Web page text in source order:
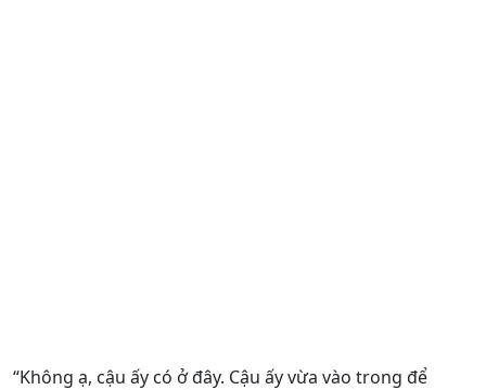
“Không ạ, cậu ấy có ở đây. Cậu ấy vừa vào trong để